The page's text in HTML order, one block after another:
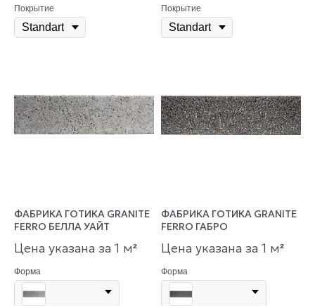
Покрытие Покрытие
ФАБРИКА ГОТИКА GRANITE
FERRO БЕЛЛА УАЙТ
Цена указана за 1 м²
Форма
ФАБРИКА ГОТИКА GRANITE
FERRO ГАБРО
Цена указана за 1 м²
Форма